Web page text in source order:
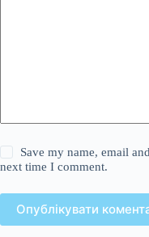
Save my name, email
next time I comment.
Опублікувати